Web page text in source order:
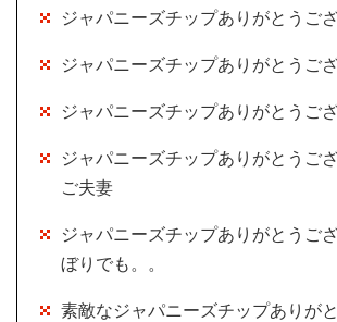
ジャパニーズチップありがとうご
ジャパニーズチップありがとうご
ジャパニーズチップありがとうご
ジャパニーズチップありがとうご
ご夫妻
ジャパニーズチップありがとうご
ぼりでも。。
素敵なジャパニーズチップありが